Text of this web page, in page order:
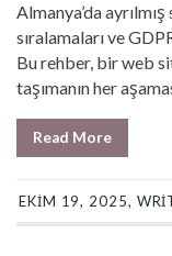
Almanya’da
sıralamaları ve
Bu rehber, bir web
taşımanın her
Read More
EKIM 19, 2025,